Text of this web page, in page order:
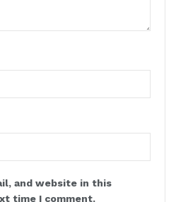
and website in this
time I comment.